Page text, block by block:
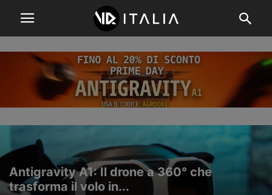
Antigravity A1: Il drone a 360° che
trasforma il volo in...